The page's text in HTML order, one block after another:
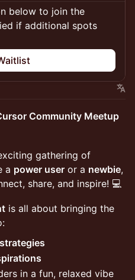
below to join the
if additional spots
Community Meetup
gathering of
a power user or a newbie,
share, and inspire! 💻
is all about bringing the
strategies
in a fun, relaxed vibe